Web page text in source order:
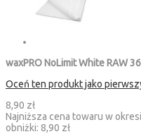
waxPRO NoLimit White RAW
Oceń ten produkt jako
8,90 zł
Najniższa cena towaru w
obniżki: 8,90 zł